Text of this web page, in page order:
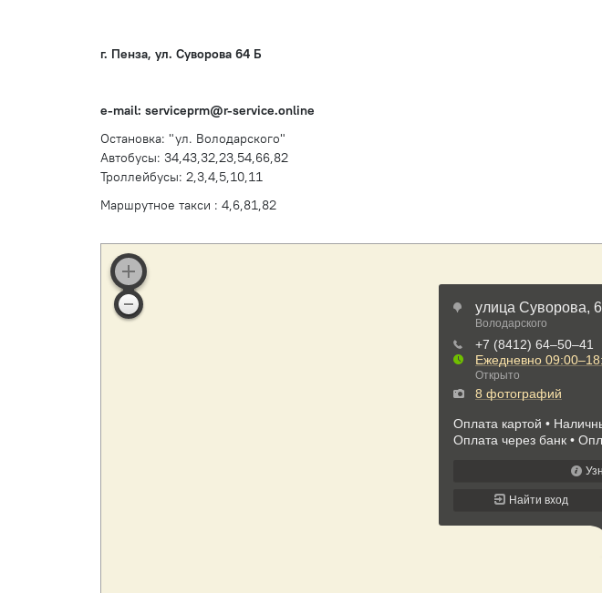
г. Пенза, ул. Суворова 64 Б
e-mail: serviceprm@r-service.online
Остановка: "ул. Володарского"
Автобусы: 34,43,32,23,54,66,82
Троллейбусы: 2,3,4,5,10,11
Маршрутное такси : 4,6,81,82